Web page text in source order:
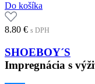
Do košíka
8.80 € s DPH
SHOEBOY´S
Impregnácia s